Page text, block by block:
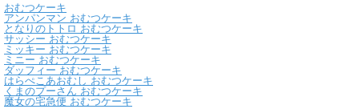
おむつケーキ
アンパンマン おむつケーキ
となりのトトロ おむつケーキ
サッシー おむつケーキ
ミッキー おむつケーキ
ミニー おむつケーキ
ダッフィー おむつケーキ
はらぺこあおむし おむつケーキ
くまのプーさん おむつケーキ
魔女の宅急便 おむつケーキ